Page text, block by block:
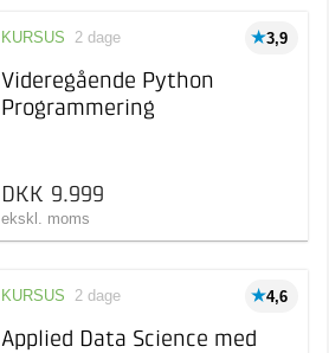
3,9
KURSUS 2 dage
Videregående Python
Programmering
DKK 9.999
ekskl. moms
4,6
KURSUS 2 dage
Applied Data Science med